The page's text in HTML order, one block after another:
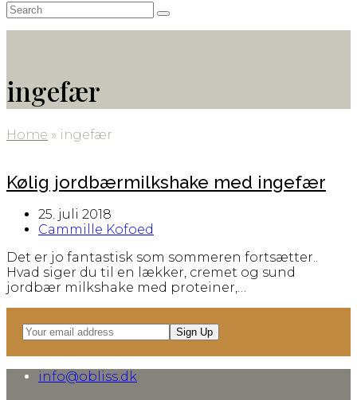
Search
Submit
ingefær
Home » ingefær
Kølig jordbærmilkshake med ingefær
25. juli 2018
Cammille Kofoed
Det er jo fantastisk som sommeren fortsætter..
Hvad siger du til en lækker, cremet og sund
jordbær milkshake med proteiner,…
Your
email
address
Sign Up
info@obliss.dk